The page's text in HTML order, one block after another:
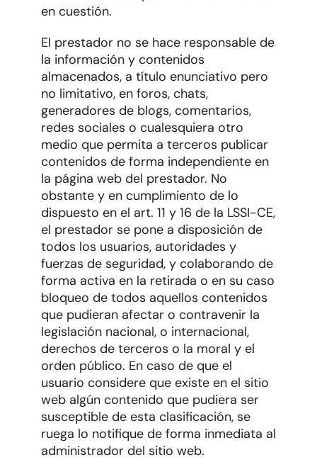
en cuestión.
El prestador no se hace responsable de
la información y contenidos
almacenados, a título enunciativo pero
no limitativo, en foros, chats,
generadores de blogs, comentarios,
redes sociales o cualesquiera otro
medio que permita a terceros publicar
contenidos de forma independiente en
la página web del prestador. No
obstante y en cumplimiento de lo
dispuesto en el art. 11 y 16 de la LSSI-CE,
el prestador se pone a disposición de
todos los usuarios, autoridades y
fuerzas de seguridad, y colaborando de
forma activa en la retirada o en su caso
bloqueo de todos aquellos contenidos
que pudieran afectar o contravenir la
legislación nacional, o internacional,
derechos de terceros o la moral y el
orden público. En caso de que el
usuario considere que existe en el sitio
web algún contenido que pudiera ser
susceptible de esta clasificación, se
ruega lo notifique de forma inmediata al
administrador del sitio web.